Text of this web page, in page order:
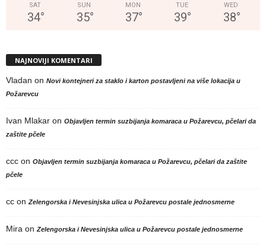
SAT
34°
SUN
35°
MON
37°
TUE
39°
WED
38°
NAJNOVIJI KOMENTARI
Vladan on Novi kontejneri za staklo i karton postavljeni na više lokacija u
Požarevcu
Ivan Mlakar on Objavljen termin suzbijanja komaraca u Požarevcu, pčelari da
zaštite pčele
ccc on Objavljen termin suzbijanja komaraca u Požarevcu, pčelari da zaštite
pčele
cc on Zelengorska i Nevesinjska ulica u Požarevcu postale jednosmerne
Mira on Zelengorska i Nevesinjska ulica u Požarevcu postale jednosmerne